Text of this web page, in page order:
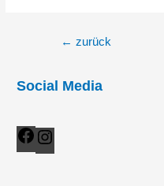
← zurück
Social Media